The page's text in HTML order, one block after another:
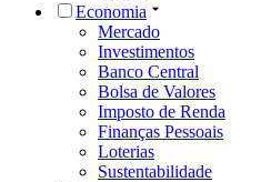
Economia
Mercado
Investimentos
Banco Central
Bolsa de Valores
Imposto de Renda
Finanças Pessoais
Loterias
Sustentabilidade